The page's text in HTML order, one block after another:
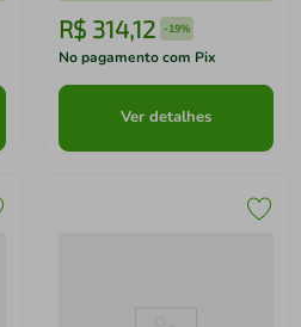
R$ 314,12 -19%
No pagamento com Pix
Ver detalhes